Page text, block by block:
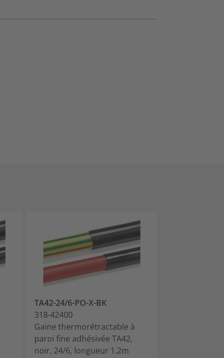
TA42-24/6-PO-X-BK
318-42400
Gaine thermorétractable à
paroi fine adhésivée TA42,
noir, 24/6, longueur 1.2m